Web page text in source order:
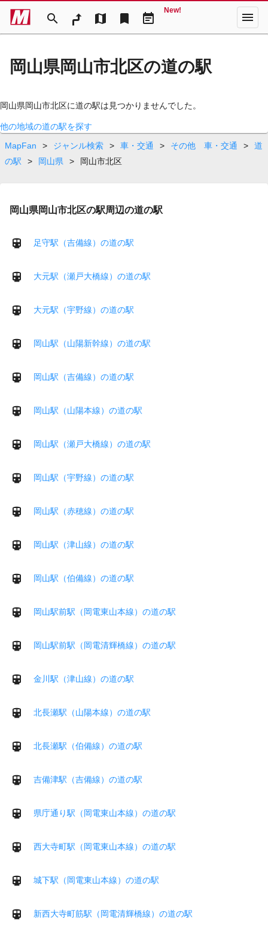
search map bookmark event_note
New! menu
岡山県岡山市北区の道の駅
岡山県岡山市北区に道の駅は見つかりませんでした。
他の地域の道の駅を探す
MapFan
> ジャンル検索 > 車・交通 > その他 車・交通 >
道
の駅
> 岡山県 > 岡山市北区
岡山県岡山市北区の駅周辺の道の駅
足守駅（吉備線）の道の駅
大元駅（瀬戸大橋線）の道の駅
大元駅（宇野線）の道の駅
岡山駅（山陽新幹線）の道の駅
岡山駅（吉備線）の道の駅
岡山駅（山陽本線）の道の駅
岡山駅（瀬戸大橋線）の道の駅
岡山駅（宇野線）の道の駅
岡山駅（赤穂線）の道の駅
岡山駅（津山線）の道の駅
岡山駅（伯備線）の道の駅
岡山駅前駅（岡電東山本線）の道の駅
岡山駅前駅（岡電清輝橋線）の道の駅
金川駅（津山線）の道の駅
北長瀬駅（山陽本線）の道の駅
北長瀬駅（伯備線）の道の駅
吉備津駅（吉備線）の道の駅
県庁通り駅（岡電東山本線）の道の駅
西大寺町駅（岡電東山本線）の道の駅
城下駅（岡電東山本線）の道の駅
新西大寺町筋駅（岡電清輝橋線）の道の駅